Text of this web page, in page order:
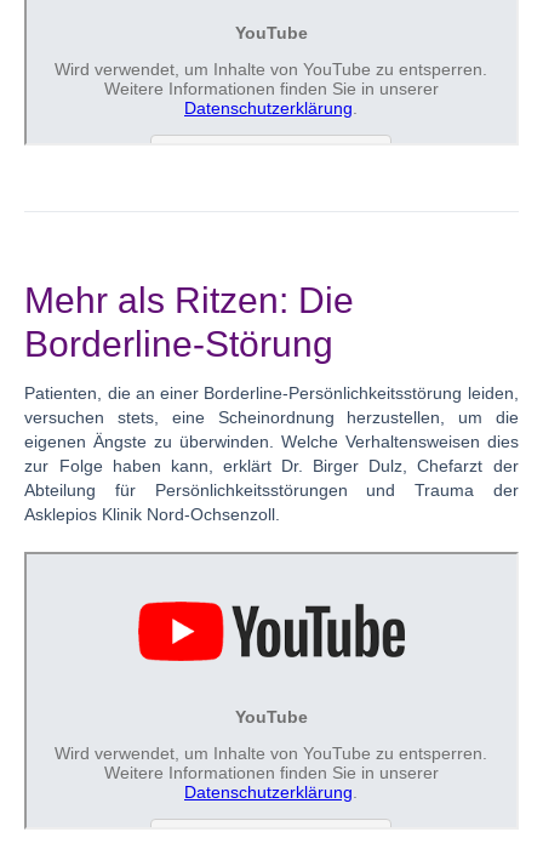
Mehr als Ritzen: Die
Borderline-Störung
Patienten, die an einer Borderline-Persönlichkeitsstörung leiden,
versuchen stets, eine Scheinordnung herzustellen, um die
eigenen Ängste zu überwinden. Welche Verhaltensweisen dies
zur Folge haben kann, erklärt Dr. Birger Dulz, Chefarzt der
Abteilung für Persönlichkeitsstörungen und Trauma der
Asklepios Klinik Nord-Ochsenzoll.